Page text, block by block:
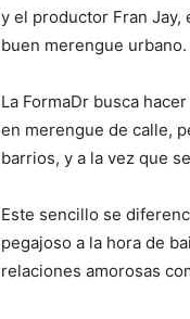
y el productor Fran Jay,
buen merengue urbano.
La FormaDr busca
en merengue de calle,
barrios, y a la vez que
Este sencillo se
pegajoso a la hora de
relaciones amorosas